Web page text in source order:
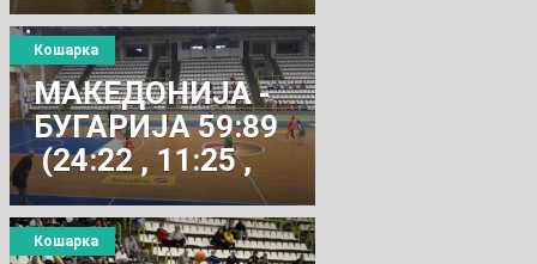
МАКЕДОНИЈА -
БУГАРИЈА 59:89
(24:22 , 11:25 ,
9:26 , 15:16)
Кошарка
Кошарка